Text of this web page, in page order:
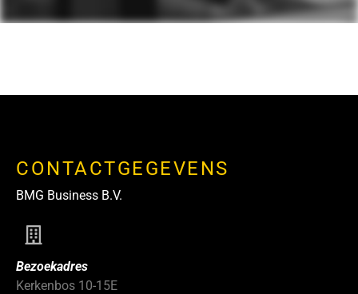
CONTACTGEGEVENS
BMG Business B.V.
Bezoekadres
Kerkenbos 10-15E